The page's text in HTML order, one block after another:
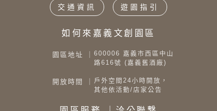
交通資訊 遊園指引
如何來嘉義文創園區
園區地址 ｜ 600006 嘉義市西區中山
路616號 (嘉義舊酒廠)
開放時間 ｜ 戶外空間24小時開放，
其他依活動/店家公告